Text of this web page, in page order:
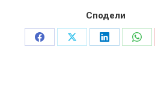
Сподели
Share
Share
Share